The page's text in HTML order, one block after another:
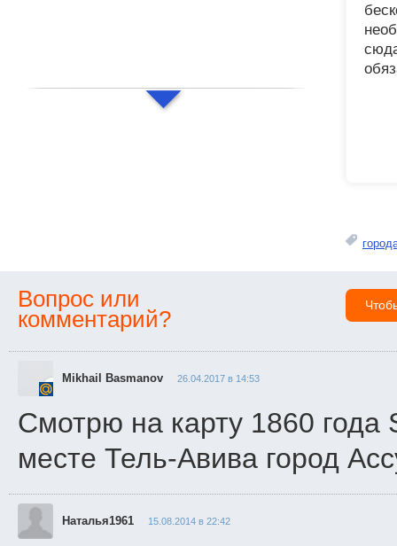
Вопрос или
комментарий?
Mikhail Basmanov 26.04.2017 в 14:53
Смотрю на карту 1860
месте Тель-Авива город
Наталья1961 15.08.2014 в 22:42